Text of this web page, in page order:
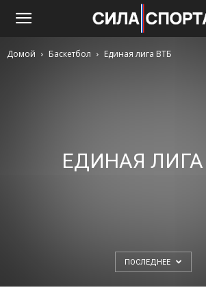
Домой Баскетбол Единая лига ВТБ
ЕДИНАЯ ЛИГА
ПОСЛЕДНЕЕ